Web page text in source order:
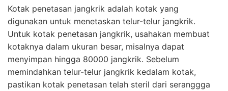
Kotak penetasan jangkrik adalah kotak yang
digunakan untuk menetaskan telur-telur jangkrik.
Untuk kotak penetasan jangkrik, usahakan membuat
kotaknya dalam ukuran besar, misalnya dapat
menyimpan hingga 80000 jangkrik. Sebelum
memindahkan telur-telur jangkrik kedalam kotak,
pastikan kotak penetasan telah steril dari seranggga